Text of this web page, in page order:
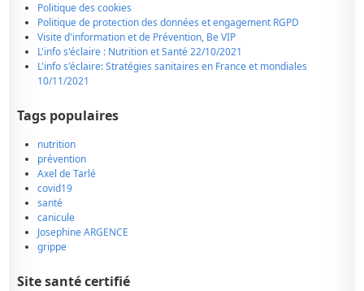
Politique des cookies
Politique de protection des données et engagement RGPD
Visite d'information et de Prévention, Be VIP
L'info s'éclaire : Nutrition et Santé 22/10/2021
L'info s'éclaire: Stratégies sanitaires en France et mondiales
10/11/2021
Tags populaires
nutrition
prévention
Axel de Tarlé
covid19
santé
canicule
Josephine ARGENCE
grippe
Site santé certifié